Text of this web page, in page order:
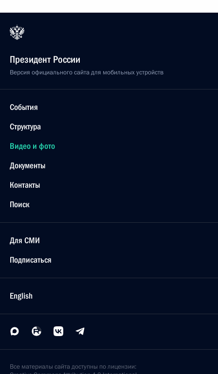
Президент России
Версия официального сайта для мобильных устройств
События
Структура
Видео и фото
Документы
Контакты
Поиск
Для СМИ
Подписаться
English
Все материалы сайта доступны по лицензии: